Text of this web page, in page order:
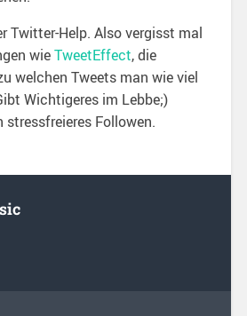
Twitter-Help. Also vergisst mal
wieTweetEffect, die
welchen Tweets man wie viel
Wichtigeres im Lebbe;)
stressfreieres Followen.